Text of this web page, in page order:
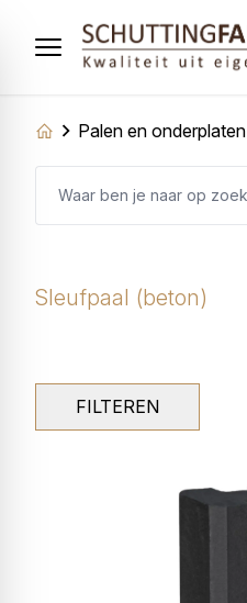
Palen en onderplaten
Sleufpaal (beton)
FILTEREN